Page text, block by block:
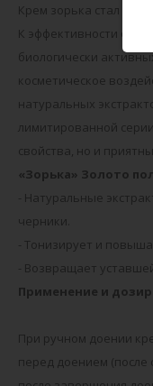
Крем зорька стал еще
К эффективности
биологически
косметическое
натуральных
лимитированной
свойства, но и
«Зорька» Золото
- Натуральные
черники.
- Тонизирует и
- Возвращает
Применение и
При ручном доении
перед доением (после